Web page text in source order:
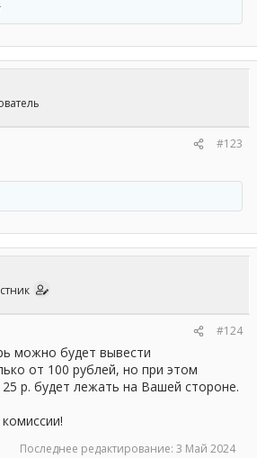
#123
#124
можно будет вывести
от 100 рублей, но при этом
р. будет лежать на Вашей стороне.
Последнее редактирование: 3 Май 2024